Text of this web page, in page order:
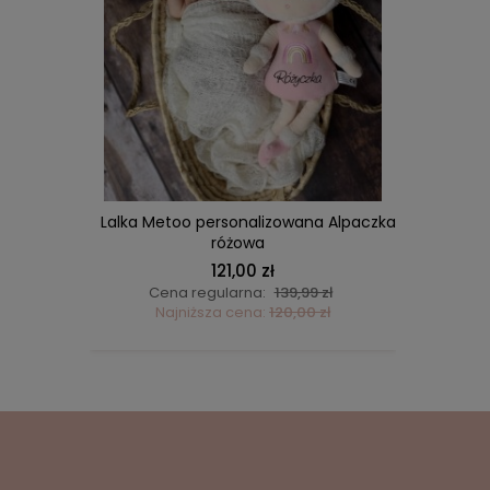
Lalka Metoo personalizowana Alpaczka
różowa
121,00 zł
Cena regularna: 139,99 zł
Najniższa cena: 120,00 zł
DO KOSZYKA